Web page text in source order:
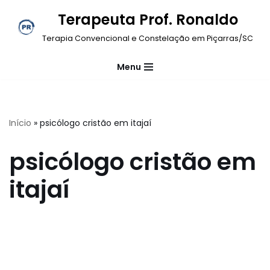
Pular
Terapeuta Prof. Ronaldo
Terapia Convencional e Constelação em Piçarras/SC
Menu
Início » psicólogo cristão em itajaí
psicólogo cristão em
itajaí